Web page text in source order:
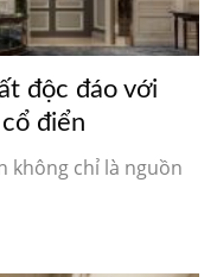
độc đáo với
điển
không chỉ là nguồn